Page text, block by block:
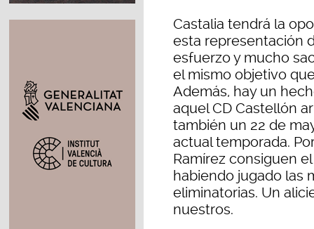
Castalia tendrá la
esta representación
esfuerzo y mucho
el mismo objetivo
Además, hay un
aquel CD Castellón
también un 22 de
actual temporada.
Ramírez consiguen
habiendo jugado las
eliminatorias. Un
nuestros.